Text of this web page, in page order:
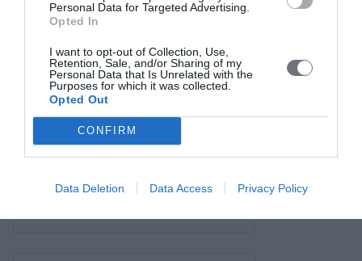
Personal Data for Targeted Advertising.
Opted In
I want to opt-out of Collection, Use,
Retention, Sale, and/or Sharing of my
Personal Data that Is Unrelated with the
Purposes for which it was collected.
Opted Out
CONFIRM
Data Deletion Data Access Privacy Policy